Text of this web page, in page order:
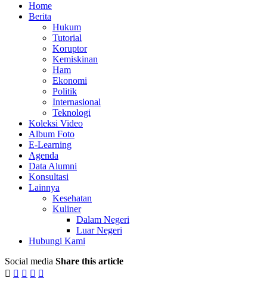
Home
Berita
Hukum
Tutorial
Koruptor
Kemiskinan
Ham
Ekonomi
Politik
Internasional
Teknologi
Koleksi Video
Album Foto
E-Learning
Agenda
Data Alumni
Konsultasi
Lainnya
Kesehatan
Kuliner
Dalam Negeri
Luar Negeri
Hubungi Kami
Social media Share this article
    